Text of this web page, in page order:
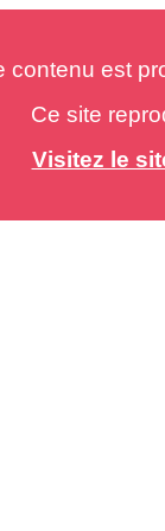
est
Ce site
Visitez le